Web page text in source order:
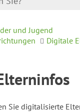
und Jugend
Digitale
Sie digitalisierte